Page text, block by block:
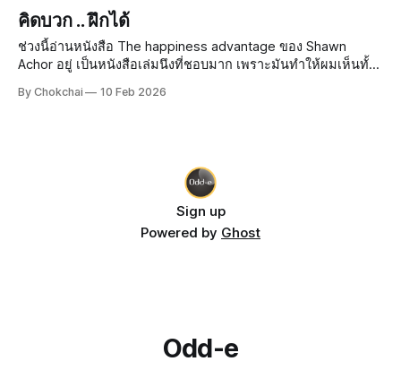
คิดบวก .. ฝึกได้
ช่วงนี้อ่านหนังสือ The happiness advantage ของ Shawn
Achor อยู่ เป็นหนังสือเล่มนึงที่ชอบมาก เพราะมันทำให้ผมเห็นทั้ง
เพื่อให้แต่ละวันในชีวิตมีความสุขมากขึ้น ทักษะนึงที่จะทำให้เรามี
By Chokchai 10 Feb 2026
Sign up
Powered by Ghost
Odd-e